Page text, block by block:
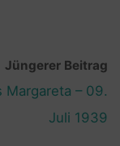
Jüngerer Beitrag
Margareta – 09.
Juli 1939